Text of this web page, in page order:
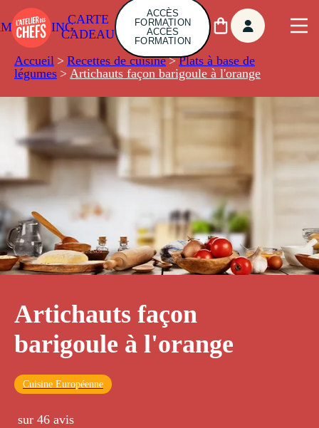
CARTE
CADEAU
ACCÈS
FORMATION
ACCÈS
FORMATION
Accueil > Recettes de cuisine > Plats à base de
légumes > Artichauts façon barigoule à l'orange
Artichauts façon
barigoule à l'orange
Cuisine Européenne
sur 46 avis